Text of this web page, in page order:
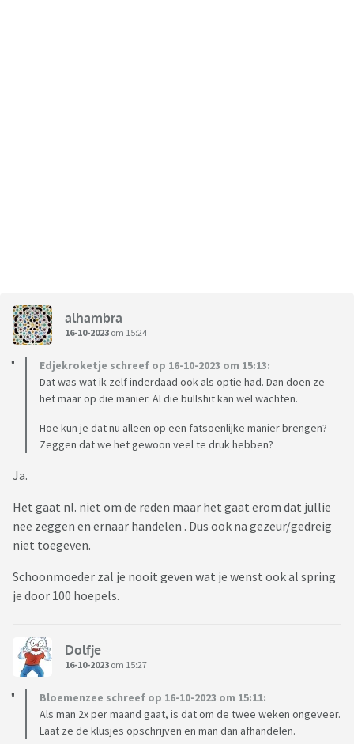
alhambra
16-10-2023 om 15:24
Edjekroketje schreef op 16-10-2023 om 15:13:
Dat was wat ik zelf inderdaad ook als optie had. Dan doen ze
het maar op die manier. Al die bullshit kan wel wachten.
Hoe kun je dat nu alleen op een fatsoenlijke manier brengen?
Zeggen dat we het gewoon veel te druk hebben?
Ja.
Het gaat nl. niet om de reden maar het gaat erom dat jullie
nee zeggen en ernaar handelen . Dus ook na gezeur/gedreig
niet toegeven.
Schoonmoeder zal je nooit geven wat je wenst ook al spring
je door 100 hoepels.
Dolfje
16-10-2023 om 15:27
Bloemenzee schreef op 16-10-2023 om 15:11:
Als man 2x per maand gaat, is dat om de twee weken ongeveer.
Laat ze de klusjes opschrijven en man dan afhandelen.